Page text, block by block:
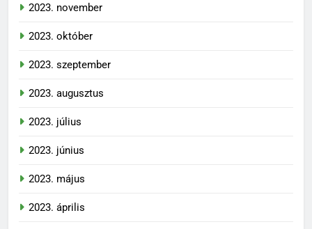
2023. november
2023. október
2023. szeptember
2023. augusztus
2023. július
2023. június
2023. május
2023. április